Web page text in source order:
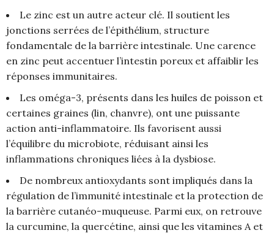
Le zinc est un autre acteur clé. Il soutient les
jonctions serrées de l’épithélium, structure
fondamentale de la barrière intestinale. Une carence
en zinc peut accentuer l’intestin poreux et affaiblir les
réponses immunitaires.
Les oméga-3, présents dans les huiles de poisson et
certaines graines (lin, chanvre), ont une puissante
action anti-inflammatoire. Ils favorisent aussi
l’équilibre du microbiote, réduisant ainsi les
inflammations chroniques liées à la dysbiose.
De nombreux antioxydants sont impliqués dans la
régulation de l’immunité intestinale et la protection de
la barrière cutanéo-muqueuse. Parmi eux, on retrouve
la curcumine, la quercétine, ainsi que les vitamines A et